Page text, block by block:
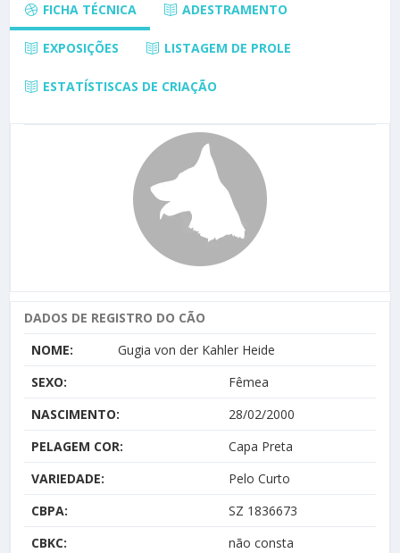
FICHA TÉCNICA ADESTRAMENTO
EXPOSIÇÕES LISTAGEM DE PROLE
ESTATÍSTISCAS DE CRIAÇÃO
DADOS DE REGISTRO DO CÃO
NOME:
Gugia von der Kahler Heide
SEXO:
Fêmea
NASCIMENTO:
28/02/2000
PELAGEM COR:
Capa Preta
VARIEDADE:
Pelo Curto
CBPA:
SZ 1836673
CBKC:
não consta